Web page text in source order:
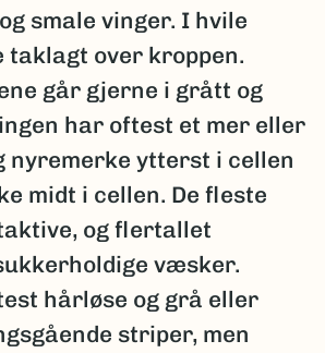
smale vinger. I hvile
taklagt over kroppen.
går gjerne i grått og
har oftest et mer eller
nyremerke ytterst i cellen
midt i cellen. De fleste
og flertallet
væsker.
hårløse og grå eller
striper, men